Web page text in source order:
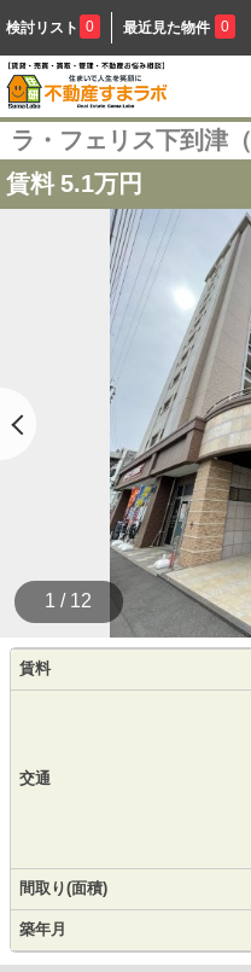
検討リスト 0 最近見た物件 0
ラ・フェリス下到津（
賃料 5.1万円
1 / 12
賃料
交通
間取り(面積)
築年月